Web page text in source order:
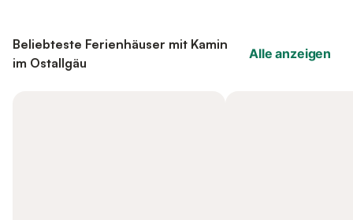
Beliebteste Ferienhäuser mit Kamin
im Ostallgäu
Alle anzeigen